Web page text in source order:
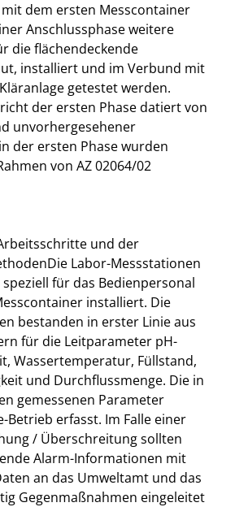
dem ersten Messcontainer
Anschlussphase weitere
die flächendeckende
installiert und im Verbund mit
getestet werden.
der ersten Phase datiert von
unvorhergesehener
der ersten Phase wurden
von AZ 02064/02
und der
Labor-Messstationen
für das Bedienpersonal
installiert. Die
bestanden in erster Linie aus
für die Leitparameter pH-
Wassertemperatur, Füllstand,
und Durchflussmenge. Die in
gemessenen Parameter
Betrieb erfasst. Im Falle einer
/ Überschreitung sollten
Alarm-Informationen mit
an das Umweltamt und das
Gegenmaßnahmen eingeleitet